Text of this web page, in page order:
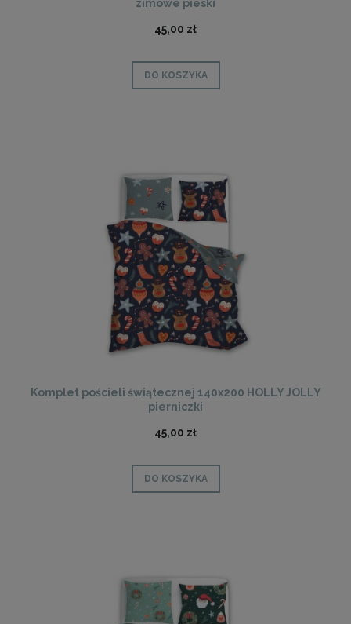
zimowe pieski
45,00 zł
DO KOSZYKA
Komplet pościeli świątecznej 140x200 HOLLY JOLLY
pierniczki
45,00 zł
DO KOSZYKA